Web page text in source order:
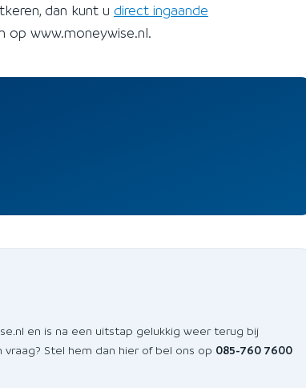
dan kunt u direct ingaande
op www.moneywise.nl.
en is na een uitstap gelukkig weer terug bij
vraag? Stel hem dan hier of bel ons op 085-760 7600